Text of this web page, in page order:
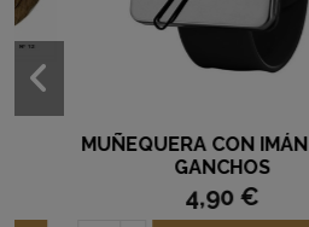
MOÑO TRASERO MEDIANO 8
MALLAS CABELLO NATURAL
272,55 €